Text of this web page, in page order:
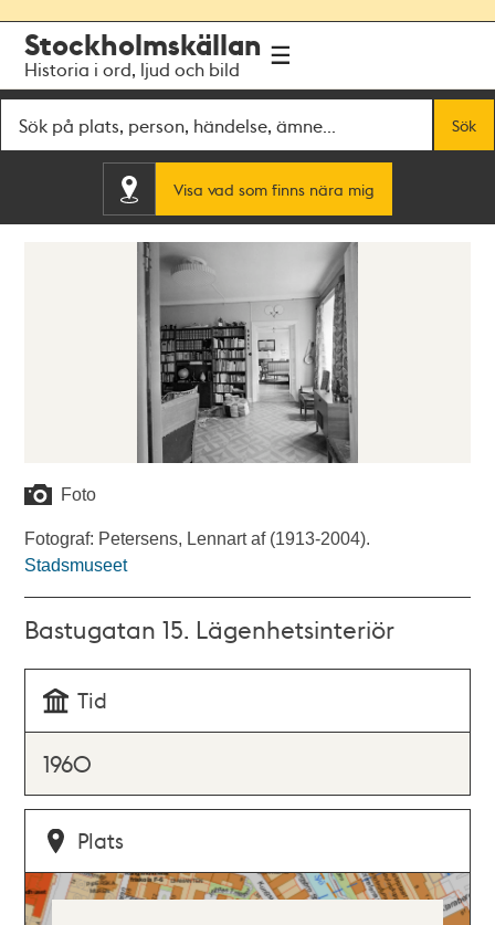
navigationen
huvudinnehållet
Stockholmskällan
Historia i ord, ljud och bild
Sök
Visa vad som finns nära mig
Foto
Fotograf: Petersens, Lennart af (1913-2004).
Stadsmuseet
Bastugatan 15. Lägenhetsinteriör
Tid
1960
Plats